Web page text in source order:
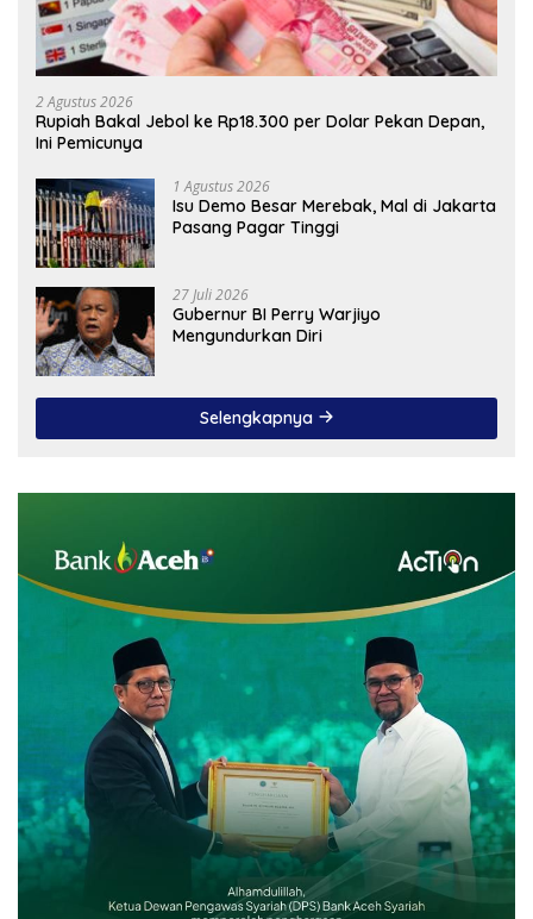
2 Agustus 2026
Rupiah Bakal Jebol ke Rp18.300 per Dolar Pekan Depan,
Ini Pemicunya
1 Agustus 2026
Isu Demo Besar Merebak, Mal di Jakarta
Pasang Pagar Tinggi
27 Juli 2026
Gubernur BI Perry Warjiyo
Mengundurkan Diri
Selengkapnya